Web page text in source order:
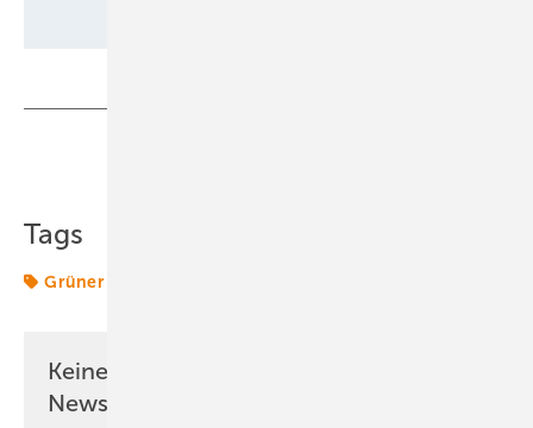
Tags
Grüner Wasserstoff
Keine Zeit? Kein Problem mit dem ERE
Newsletter!